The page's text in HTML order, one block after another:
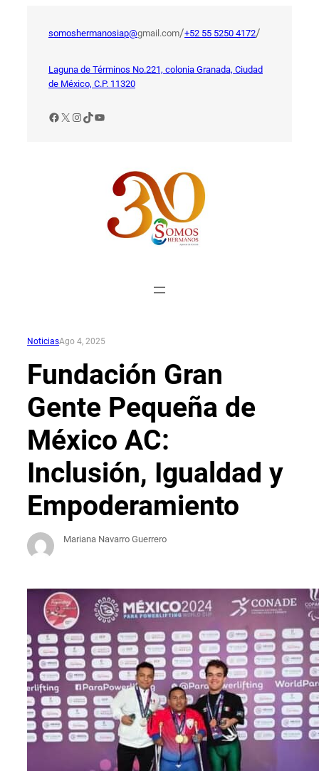
somoshermanosiap@gmail.com/+52 55 5250 4172/
Laguna de Términos No.221, colonia Granada, Ciudad
de México, C.P. 11320
Facebook
X Instagram
TikTok
YouTube
NoticiasAgo 4, 2025
Fundación Gran
Gente Pequeña de
México AC:
Inclusión, Igualdad y
Empoderamiento
Mariana Navarro Guerrero